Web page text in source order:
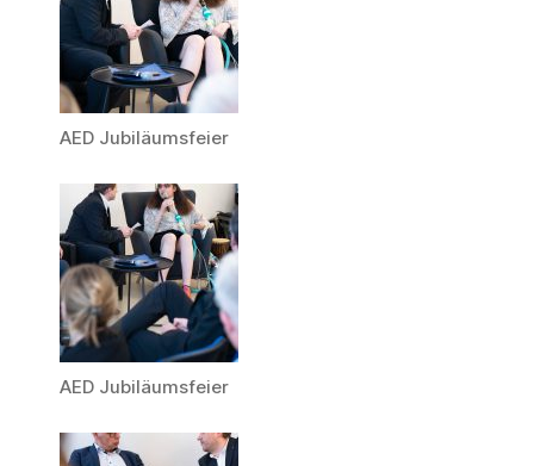
AED Jubiläumsfeier
AED Jubiläumsfeier